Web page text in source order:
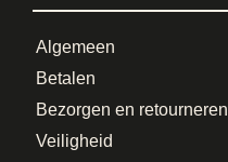
Algemeen
Betalen
Bezorgen en retourneren
Veiligheid